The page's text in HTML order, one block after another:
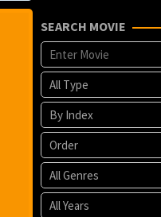
SEARCH MOVIE